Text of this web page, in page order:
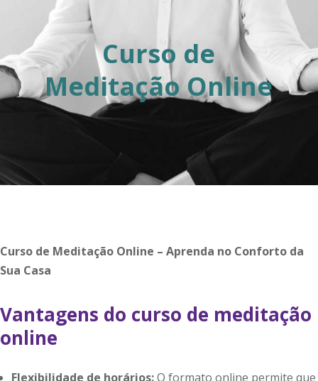
Curso de
Meditação Online
Curso de Meditação Online – Aprenda no Conforto da
Sua Casa
Vantagens do curso de meditação
online
Flexibilidade de horários:O formato online permite que